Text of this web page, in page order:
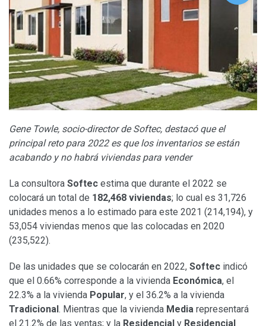
Gene Towle, socio-director de Softec, destacó que el
principal reto para 2022 es que los inventarios se están
acabando y no habrá viviendas para vender
La consultora Softec estima que durante el 2022 se
colocará un total de 182,468 viviendas; lo cual es 31,726
unidades menos a lo estimado para este 2021 (214,194), y
53,054 viviendas menos que las colocadas en 2020
(235,522).
De las unidades que se colocarán en 2022, Softec indicó
que el 0.66% corresponde a la vivienda Económica, el
22.3% a la vivienda Popular, y el 36.2% a la vivienda
Tradicional. Mientras que la vivienda Media representará
el 21.2% de las ventas; y la Residencial y Residencial